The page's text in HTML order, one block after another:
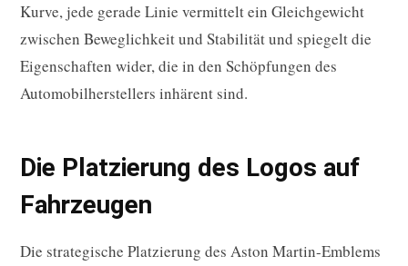
Kurve, jede gerade Linie vermittelt ein Gleichgewicht
zwischen Beweglichkeit und Stabilität und spiegelt die
Eigenschaften wider, die in den Schöpfungen des
Automobilherstellers inhärent sind.
Die Platzierung des Logos auf
Fahrzeugen
Die strategische Platzierung des Aston Martin-Emblems